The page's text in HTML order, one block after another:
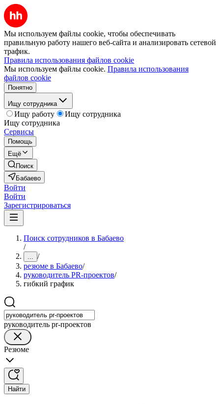
Мы используем файлы cookie, чтобы обеспечивать
правильную работу нашего веб-сайта и анализировать сетевой
трафик.
Правила использования файлов cookie
Мы используем файлы cookie. Правила использования
файлов cookie
Понятно
Ищу сотрудника
Ищу работу
Ищу сотрудника
Ищу сотрудника
Сервисы
Помощь
Ещё
Поиск
Бабаево
Войти
Войти
Зарегистрироваться
Поиск сотрудников в Бабаево
/
... /
резюме в Бабаево/
руководитель PR-проектов/
гибкий график
руководитель pr-проектов
Резюме
Найти